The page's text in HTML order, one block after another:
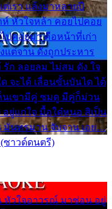
เรา แล้งมาหลายปี
หัวใจหล้า คอยไปคอย
ปคอยมา คือหน้าที่เก่า
แต่จาน ดั่งถูกประหาร
ก ลอยลม ไม่สม ดัง ใจ
จะได้ เลื่อนขั้นบันได ได้
นเขามีคู่ ซมดู มีคู่ก็ม่วน
ยู่แก่ใจ มื้อใด๋หนอ สิเป็น
มันทรมาน จับจาน เอย…
(ซาวด์ดนตรี)
หัวใจอาวรณ์ มาซ่อน อยู่